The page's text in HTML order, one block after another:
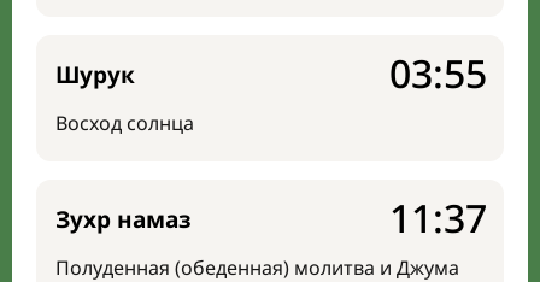
Шурук
Восход солнца
03:55
Зухр намаз
Полуденная (обеденная) молитва и Джума
11:37